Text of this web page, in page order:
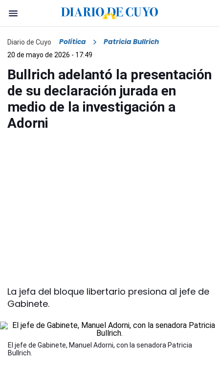
Diario de Cuyo Política Patricia Bullrich
20 de mayo de 2026 - 17:49
Bullrich adelantó la presentación
de su declaración jurada en
medio de la investigación a
Adorni
La jefa del bloque libertario presiona al jefe de
Gabinete.
El jefe de Gabinete, Manuel Adorni, con la senadora Patricia
Bullrich.